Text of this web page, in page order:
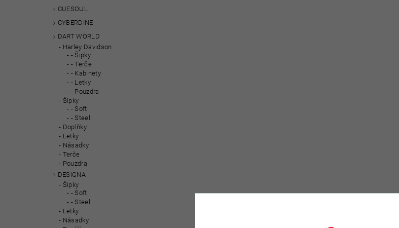
CUESOUL
CYBERDINE
DART WORLD
Harley Davidson
- Šipky
- Terče
- Kabinety
- Letky
- Pouzdra
Šipky
- Soft
- Steel
Doplňky
Letky
Násadky
Terče
Pouzdra
DESIGNA
Šipky
- Soft
- Steel
Letky
Násadky